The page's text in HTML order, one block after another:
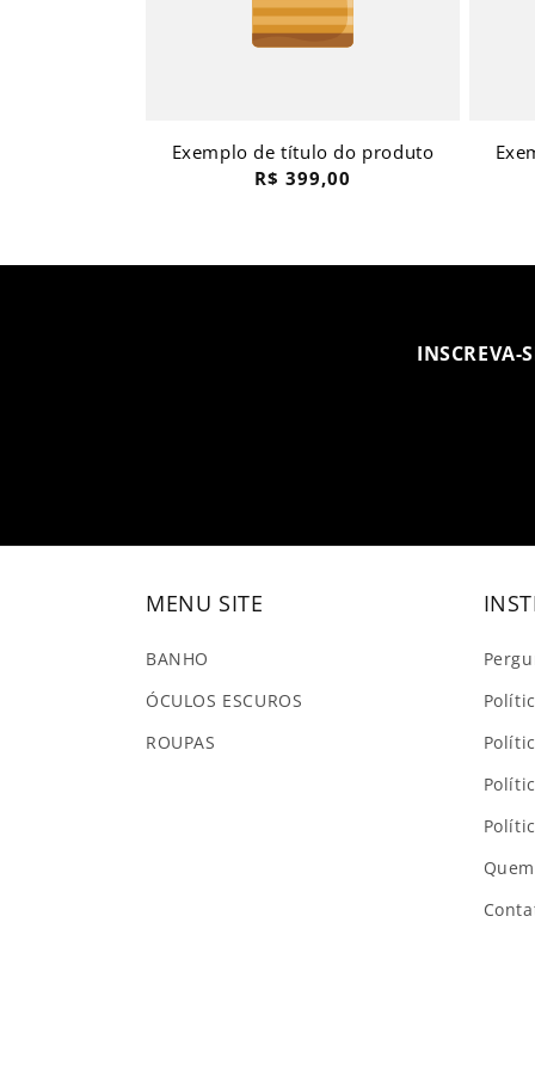
Exemplo de título do produto
Preço
R$ 399,00
INSCREVA-
MENU SITE
BANHO
ÓCULOS ESCUROS
ROUPAS